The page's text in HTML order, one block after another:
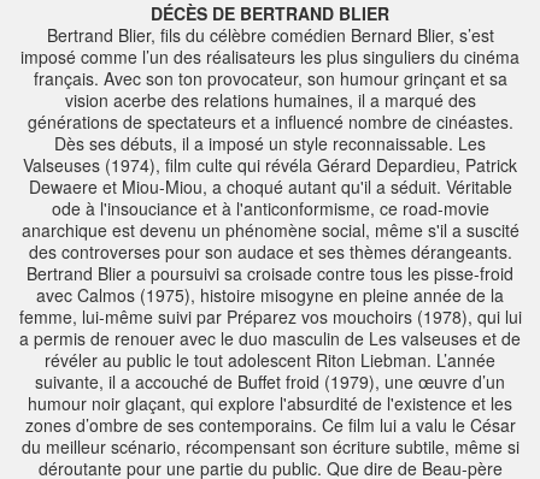
DÉCÈS DE BERTRAND BLIER
Bertrand Blier, fils du célèbre comédien Bernard Blier, s’est
imposé comme l’un des réalisateurs les plus singuliers du cinéma
français. Avec son ton provocateur, son humour grinçant et sa
vision acerbe des relations humaines, il a marqué des
générations de spectateurs et a influencé nombre de cinéastes.
Dès ses débuts, il a imposé un style reconnaissable. Les
Valseuses (1974), film culte qui révéla Gérard Depardieu, Patrick
Dewaere et Miou-Miou, a choqué autant qu'il a séduit. Véritable
ode à l'insouciance et à l'anticonformisme, ce road-movie
anarchique est devenu un phénomène social, même s'il a suscité
des controverses pour son audace et ses thèmes dérangeants.
Bertrand Blier a poursuivi sa croisade contre tous les pisse-froid
avec Calmos (1975), histoire misogyne en pleine année de la
femme, lui-même suivi par Préparez vos mouchoirs (1978), qui lui
a permis de renouer avec le duo masculin de Les valseuses et de
révéler au public le tout adolescent Riton Liebman. L’année
suivante, il a accouché de Buffet froid (1979), une œuvre d’un
humour noir glaçant, qui explore l'absurdité de l'existence et les
zones d’ombre de ses contemporains. Ce film lui a valu le César
du meilleur scénario, récompensant son écriture subtile, même si
déroutante pour une partie du public. Que dire de Beau-père